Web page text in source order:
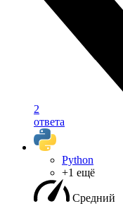
2
ответа
Python
+1 ещё
Средний